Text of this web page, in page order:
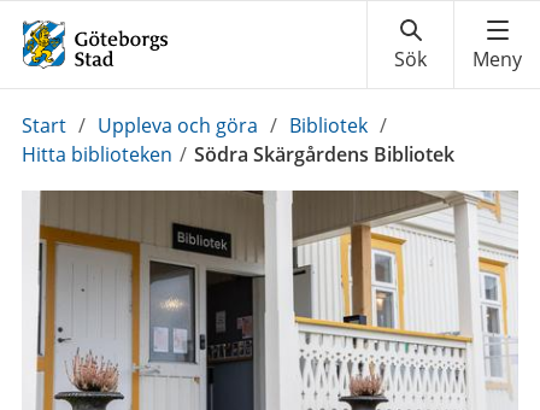
Du
är
Start / Uppleva och göra / Bibliotek /
Hitta biblioteken / Södra Skärgårdens Bibliotek